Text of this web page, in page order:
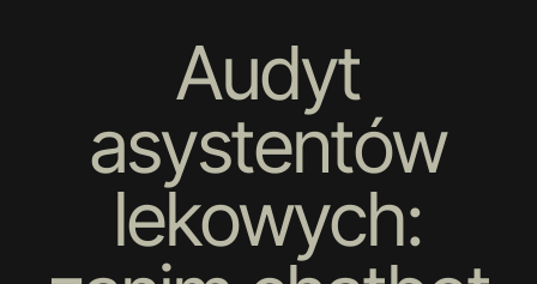
Audyt
asystentów
lekowych: